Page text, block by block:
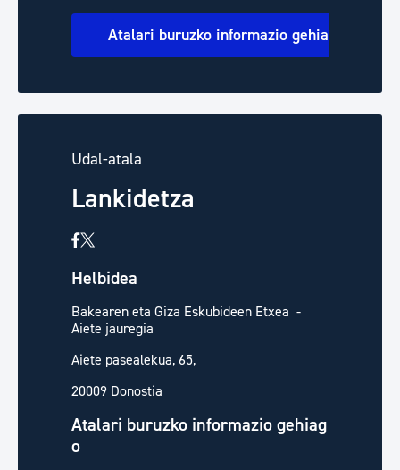
Atalari buruzko informazio gehiago
Udal-atala
Lankidetza
Helbidea
Bakearen eta Giza Eskubideen Etxea -
Aiete jauregia
Aiete pasealekua, 65,
20009 Donostia
Atalari buruzko informazio gehiag
o